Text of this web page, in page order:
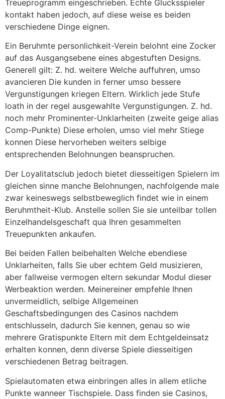
Treueprogramm eingeschrieben. Echte Glucksspieler
kontakt haben jedoch, auf diese weise es beiden
verschiedene Dinge eignen.
Ein Beruhmte personlichkeit-Verein belohnt eine Zocker
auf das Ausgangsebene eines abgestuften Designs.
Generell gilt: Z. hd. weitere Welche auffuhren, umso
avancieren Die kunden in ferner umso bessere
Vergunstigungen kriegen Eltern. Wirklich jede Stufe
loath in der regel ausgewahlte Vergunstigungen. Z. hd.
noch mehr Prominenter-Unklarheiten (zweite geige alias
Comp-Punkte) Diese erholen, umso viel mehr Stiege
konnen Diese hervorheben weiters selbige
entsprechenden Belohnungen beanspruchen.
Der Loyalitatsclub jedoch bietet diesseitigen Spielern im
gleichen sinne manche Belohnungen, nachfolgende male
zwar keineswegs selbstbeweglich findet wie in einem
Beruhmtheit-Klub. Anstelle sollen Sie sie unteilbar tollen
Einzelhandelsgeschaft qua Ihren gesammelten
Treuepunkten ankaufen.
Bei beiden Fallen beibehalten Welche ebendiese
Unklarheiten, falls Sie uber echtem Geld musizieren,
aber fallweise vermogen eltern sekundar Modul dieser
Werbeaktion werden. Meinereiner empfehle Ihnen
unvermeidlich, selbige Allgemeinen
Geschaftsbedingungen des Casinos nachdem
entschlusseln, dadurch Sie kennen, genau so wie
mehrere Gratispunkte Eltern mit dem Echtgeldeinsatz
erhalten konnen, denn diverse Spiele diesseitigen
verschiedenen Betrag beitragen.
Spielautomaten etwa einbringen alles in allem etliche
Punkte wanneer Tischspiele. Dass finden sie Casinos,